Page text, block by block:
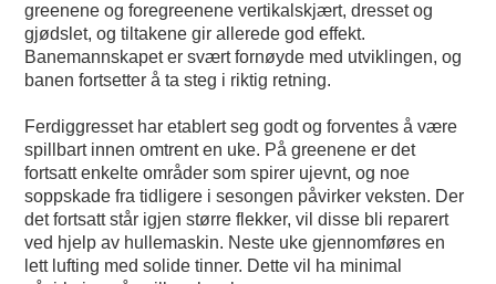
greenene og foregreenene vertikalskjært, dresset og
gjødslet, og tiltakene gir allerede god effekt.
Banemannskapet er svært fornøyde med utviklingen, og
banen fortsetter å ta steg i riktig retning.
Ferdiggresset har etablert seg godt og forventes å være
spillbart innen omtrent en uke. På greenene er det
fortsatt enkelte områder som spirer ujevnt, og noe
soppskade fra tidligere i sesongen påvirker veksten. Der
det fortsatt står igjen større flekker, vil disse bli reparert
ved hjelp av hullemaskin. Neste uke gjennomføres en
lett lufting med solide tinner. Dette vil ha minimal